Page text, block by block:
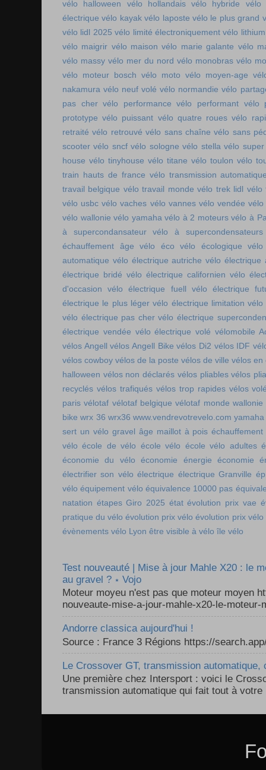
vélo halloween vélo hollandais vélo hybride
vélo
électrique vélo kayak vélo laposte vélo le plus grand
vélo lidl 2025 vélo limité électroniquement vélo lithium
vélo maigrir vélo maison vélo marie galante vélo
vélo massy vélo mer du nord vélo monobras vélo
vélo moteur bosch vélo moto vélo moyen-age
nakamura vélo neuf volé vélo normandie vélo
pas cher vélo performance vélo performant vélo
prototype vélo puissant vélo quatre roues vélo
retraité vélo retrouvé vélo sans chaîne vélo sans
scooter vélo sncf vélo sologne vélo stella vélo
house vélo tinyhouse vélo titane vélo toulon vélo
train hauts de france vélo transmission
travail belgique vélo travail monde vélo trek lidl vélo
vélo usbc vélo vaches vélo vannes vélo vendée vélo
vélo wallonie vélo yamaha vélo à 2 moteurs vélo à
à supercondansateur
vélo à supercondensateurs
échauffement âge
vélo éco vélo écologique
automatique vélo électrique autriche vélo électrique
électrique bridé vélo électrique californien vélo
d'occasion
vélo électrique fuell
vélo électrique
électrique le plus léger vélo électrique limitation vélo
vélo électrique pas cher vélo électrique
électrique vendée vélo électrique volé vélomobile
vélos Angell vélos Angell Bike vélos Di2 vélos IDF
vélos cowboy vélos de la poste vélos de ville vélos en
halloween vélos non déclarés vélos pliables vélos
recyclés vélos trafiqués vélos trop rapides vélos
paris vélotaf vélotaf belgique vélotaf monde wallonie
bike wrx 36 wrx36 www.vendrevotrevelo.com
sert un vélo gravel âge maillot à pois
vélo école de vélo école vélo école vélo adultes
économie du vélo
économie énergie
économie
électrifier son vélo électrique électrique Granville
vélo équipement vélo équivalence 10000 pas
natation étapes Giro 2025 état évolution prix vae
pratique du vélo évolution prix vélo évolution prix
évènements vélo Lyon être visible à vélo île vélo
Test nouveauté | Mise à jour Mahle X20 : le
au gravel ? ⋆ Vojo
Moteur moyeu n'est pas que moteur moyen
nouveaute-mise-a-jour-mahle-x20-le-
Andorre classica aujourd'hui !
Source : France 3 Régions https://
Le Crossover GT, transmission automatique,
Une première chez Intersport : voici le
transmission automatique qui fait tout à